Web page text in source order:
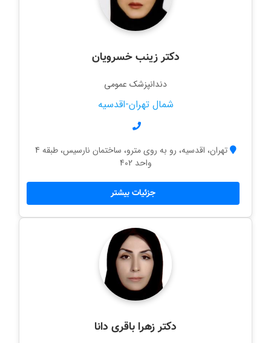
دکتر زینب خسرویان
دندانپزشک عمومی
شمال تهران-اقدسیه
تهران، اقدسیه، رو به روی مترو، ساختمان نارسیس، طبقه 4
واحد 402
جزئیات بیشتر
دکتر زهرا باقری دانا